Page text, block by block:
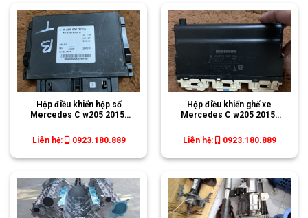
Hộp điều khiển hộp số
Mercedes C w205 2015-
Liên hệ:
0923.180.889
Hộp điều khiển ghế xe
Mercedes C w205 2015-
Liên hệ:
0923.180.889